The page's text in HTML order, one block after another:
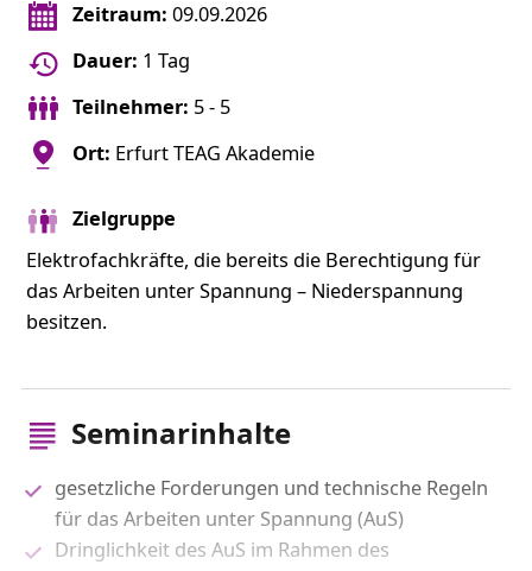
Zeitraum: 09.09.2026
Dauer: 1 Tag
Teilnehmer: 5 - 5
Ort: Erfurt TEAG Akademie
Zielgruppe
Elektrofachkräfte, die bereits die Berechtigung für
das Arbeiten unter Spannung – Niederspannung
besitzen.
Seminarinhalte
gesetzliche Forderungen und technische Regeln
für das Arbeiten unter Spannung (AuS)
Dringlichkeit des AuS im Rahmen des